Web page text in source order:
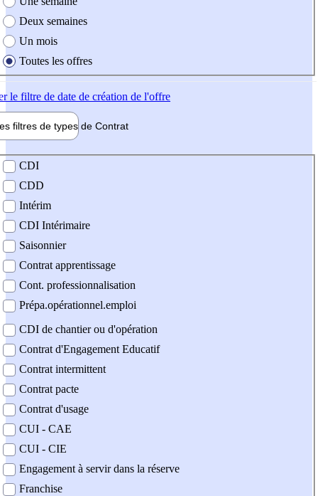
Deux semaines
Un mois
Toutes les offres
le filtre de date de création de l'offre
filtres de types de Contrat
contrat
CDI
CDD
Intérim
CDI Intérimaire
Saisonnier
Contrat apprentissage
Cont. professionnalisation
Prépa.opérationnel.emploi
CDI de chantier ou d'opération
Contrat d'Engagement Educatif
Contrat intermittent
Contrat pacte
Contrat d'usage
CUI - CAE
CUI - CIE
Engagement à servir dans la réserve
Franchise